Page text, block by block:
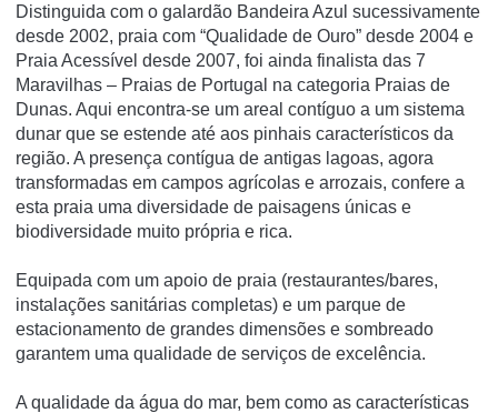
Distinguida com o galardão Bandeira Azul sucessivamente
desde 2002, praia com “Qualidade de Ouro” desde 2004 e
Praia Acessível desde 2007, foi ainda finalista das 7
Maravilhas – Praias de Portugal na categoria Praias de
Dunas. Aqui encontra-se um areal contíguo a um sistema
dunar que se estende até aos pinhais característicos da
região. A presença contígua de antigas lagoas, agora
transformadas em campos agrícolas e arrozais, confere a
esta praia uma diversidade de paisagens únicas e
biodiversidade muito própria e rica.
Equipada com um apoio de praia (restaurantes/bares,
instalações sanitárias completas) e um parque de
estacionamento de grandes dimensões e sombreado
garantem uma qualidade de serviços de excelência.
A qualidade da água do mar, bem como as características